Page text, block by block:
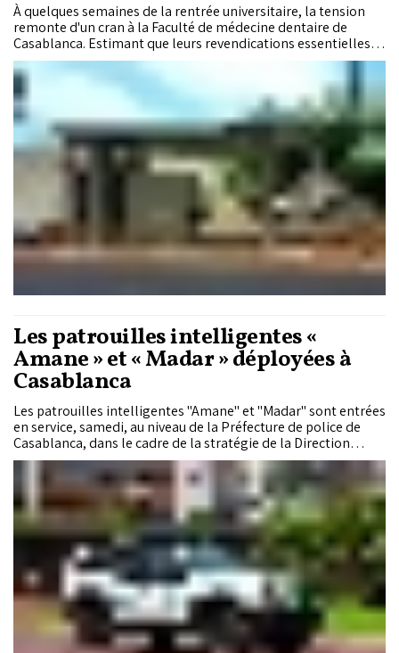
À quelques semaines de la rentrée universitaire, la tension
remonte d'un cran à la Faculté de médecine dentaire de
Casablanca. Estimant que leurs revendications essentielles
restent sans réponse malgré plusieurs mois de mobilisation,
les étudiants brandissent désormais la menace d'une
escalade pouvant aller jusqu'au boycott généralisé des stages
hospitaliers. En ligne de mire : le manque de terrains de stage
et l'insuffisance des équipements pédagogiques, deux
problèmes qu'ils jugent incompatibles avec une formation
clinique de qualité.
Les patrouilles intelligentes «
Amane » et « Madar » déployées à
Casablanca
Les patrouilles intelligentes "Amane" et "Madar" sont entrées
en service, samedi, au niveau de la Préfecture de police de
Casablanca, dans le cadre de la stratégie de la Direction
générale de la sûreté nationale (DGSN) visant à moderniser
ses moyens opérationnels et à renforcer l'efficacité des
interventions sur le terrain.